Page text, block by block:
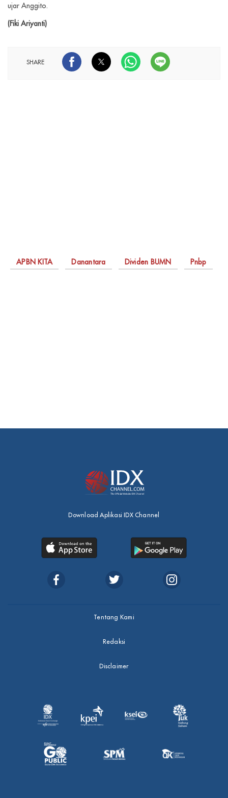
ujar Anggito.
(Fiki Ariyanti)
SHARE
APBN KITA Danantara Dividen BUMN Pnbp
Download Aplikasi IDX Channel
Tentang Kami
Redaksi
Disclaimer